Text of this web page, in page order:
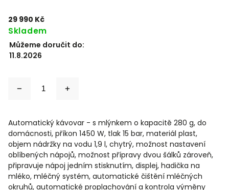
29 990 Kč
Skladem
Můžeme doručit do:
11.8.2026
Automatický kávovar - s mlýnkem o kapacitě 280 g, do
domácnosti, příkon 1450 W, tlak 15 bar, materiál plast,
objem nádržky na vodu 1,9 l, chytrý, možnost nastavení
oblíbených nápojů, možnost přípravy dvou šálků zároveň,
připravuje nápoj jedním stisknutím, displej, hadička na
mléko, mléčný systém, automatické čištění mléčných
okruhů, automatické proplachování a kontrola výměny